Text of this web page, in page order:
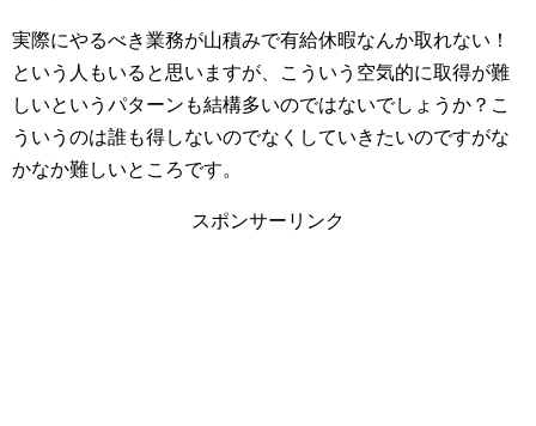
実際にやるべき業務が山積みで有給休暇なんか取れない！
という人もいると思いますが、こういう空気的に取得が難
しいというパターンも結構多いのではないでしょうか？こ
ういうのは誰も得しないのでなくしていきたいのですがな
かなか難しいところです。
スポンサーリンク